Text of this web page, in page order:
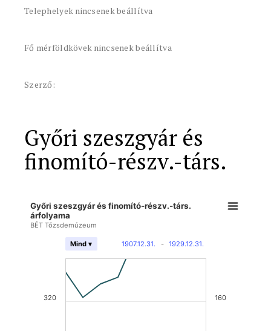
Telephelyek nincsenek beállítva
Fő mérföldkövek nincsenek beállítva
Szerző:
Győri szeszgyár és
finomító-részv.-társ.
Győri szeszgyár és finomító-részv.-társ.
árfolyama
BÉT Tőzsdemúzeum
1907.12.31. - 1929.12.31.
Mind ▾
320 160